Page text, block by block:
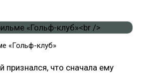
«Гольф-клуб»
что сначала ему